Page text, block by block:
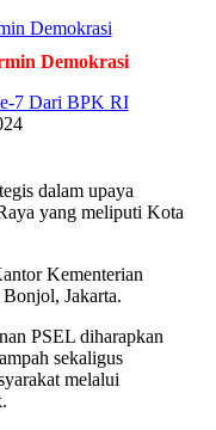
Demokrasi
7 Dari BPK RI
dalam upaya
yang meliputi Kota
Kementerian
Jakarta.
PSEL diharapkan
sekaligus
melalui